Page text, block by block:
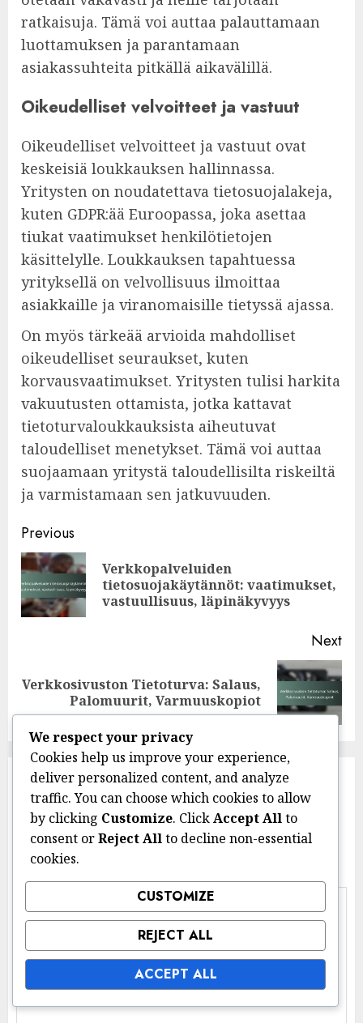
ratkaisuja. Tämä voi auttaa palauttamaan
luottamuksen ja parantamaan
asiakassuhteita pitkällä aikavälillä.
Oikeudelliset velvoitteet ja vastuut
Oikeudelliset velvoitteet ja vastuut ovat
keskeisiä loukkauksen hallinnassa.
Yritysten on noudatettava tietosuojalakeja,
kuten GDPR:ää Euroopassa, joka asettaa
tiukat vaatimukset henkilötietojen
käsittelylle. Loukkauksen tapahtuessa
yrityksellä on velvollisuus ilmoittaa
asiakkaille ja viranomaisille tietyssä ajassa.
On myös tärkeää arvioida mahdolliset
oikeudelliset seuraukset, kuten
korvausvaatimukset. Yritysten tulisi harkita
vakuutusten ottamista, jotka kattavat
tietoturvaloukkauksista aiheutuvat
taloudelliset menetykset. Tämä voi auttaa
suojaamaan yritystä taloudellisilta riskeiltä
ja varmistamaan sen jatkuvuuden.
Post
navigation
Previous
Verkkopalveluiden
tietosuojakäytännöt: vaatimukset,
vastuullisuus, läpinäkyvyys
Next
Next
post:
Verkkosivuston Tietoturva: Salaus,
Palomuurit, Varmuuskopiot
Leave a Reply
Your email address will not be published.Required
fields are marked*
We respect your privacy
Cookies help us improve your experience,
deliver personalized content, and analyze
traffic. You can choose which cookies to allow
by clicking Customize. ClickAccept Allto
consent orReject Allto decline non-essential
cookies.
CUSTOMIZE
REJECT ALL
ACCEPT ALL